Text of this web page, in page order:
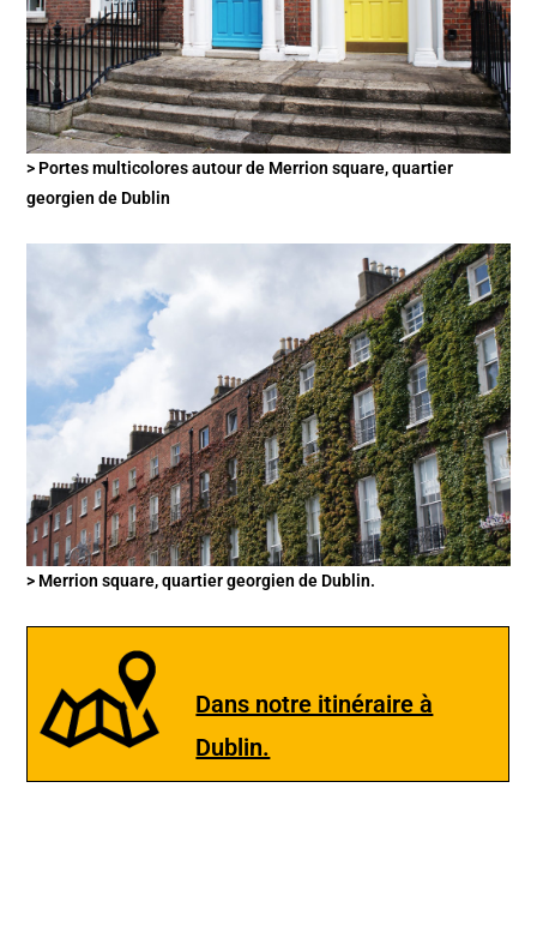
> Portes multicolores autour de Merrion square, quartier
georgien de Dublin
> Merrion square, quartier georgien de Dublin.
Dans notre itinéraire à
Dublin.